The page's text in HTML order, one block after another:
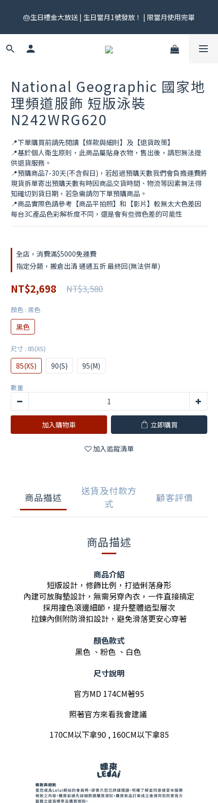
領券中心領，碼碼不同快去領！
🎂生日禮金大放送 | 生日當月1號發放！ | 限當月使用完畢
領券中心領，碼碼不同快去領！
National Geographic 國家地
理頻道服飾 短版泳裝
N242WRG620
📍下單購買前請先閱讀【條款與細則】及【退貨政策】
📍基於個人衛生原則，此商品屬貼身衣物，售出後，請恕無法提
供退貨服務。
📍預購商品7-30天(不含假日)，若超過預購天數我們會負擔運費將
現貨拆單寄出預購天數有時因商品交貨時間、物流等因素無法得
知確切到貨日期，若急需請勿下單預購商品。
📍商品實際色請參考【商品平拍照】和【影片】較無太大色差因
每台3C產品色彩解析度不同，還是會有些微色差的可能性
全店，消費滿$5000免運費
指定分類，搬倉出清 通通五折 最終回(無法併單)
NT$2,698 NT$3,580
顏色 : 黑色
黑色
尺寸 : 85(XS)
85(XS) 90(S) 95(M)
數量
加入購物車 立即購買
加入追蹤清單
商品描述
送貨及付款方
式
顧客評價
商品描述
商品介紹
短版設計，修飾比例，打造俐落身形
內建可放胸墊設計，無需另穿內衣，一件直接搞定
採用撞色滾邊細節，提升整體造型層次
拉鍊內側附防滑扣設計，避免滑落更安心穿著
顏色款式
黑色 、粉色 、白色
尺寸說明
官方MD 174CM著95
照著官方來看我會建議
170CM以下拿90 , 160CM以下拿85